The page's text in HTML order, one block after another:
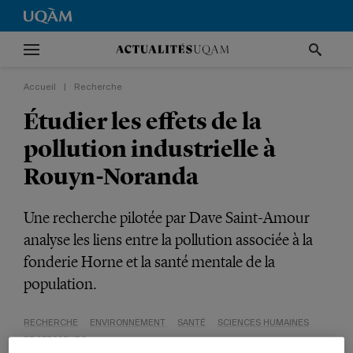
Accueil Recherche
Étudier les effets de la
pollution industrielle à
Rouyn-Noranda
Une recherche pilotée par Dave Saint-Amour
analyse les liens entre la pollution associée à la
fonderie Horne et la santé mentale de la
population.
RECHERCHE ENVIRONNEMENT SANTÉ
SCIENCES HUMAINES
PROFESSEURS